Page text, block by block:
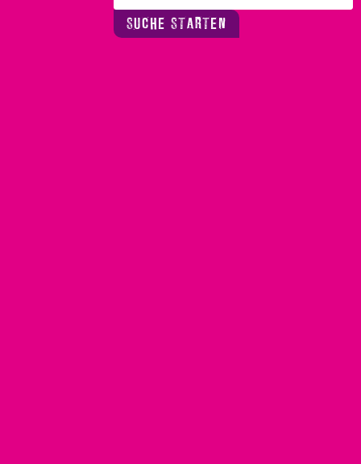
SUCHE STARTEN